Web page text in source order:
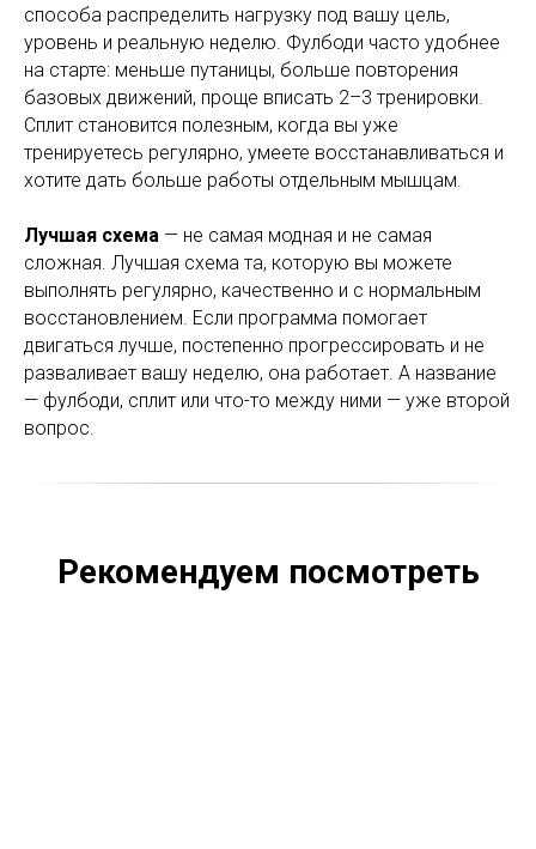
способа распределить нагрузку под вашу цель,
уровень и реальную неделю. Фулбоди часто удобнее
на старте: меньше путаницы, больше повторения
базовых движений, проще вписать 2–3 тренировки.
Сплит становится полезным, когда вы уже
тренируетесь регулярно, умеете восстанавливаться и
хотите дать больше работы отдельным мышцам.
Лучшая схема — не самая модная и не самая
сложная. Лучшая схема та, которую вы можете
выполнять регулярно, качественно и с нормальным
восстановлением. Если программа помогает
двигаться лучше, постепенно прогрессировать и не
разваливает вашу неделю, она работает. А название
— фулбоди, сплит или что-то между ними — уже второй
вопрос.
Рекомендуем посмотреть